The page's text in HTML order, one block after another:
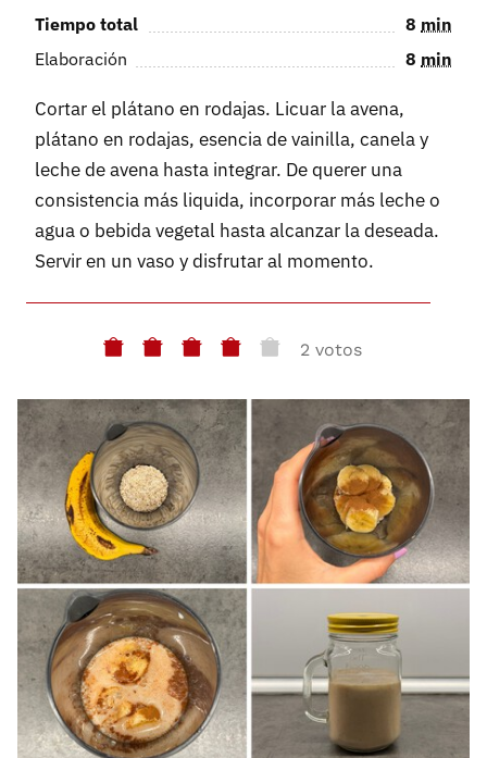
Tiempo total 8 min
Elaboración
8 min
Cortar el plátano en rodajas. Licuar la avena,
plátano en rodajas, esencia de vainilla, canela y
leche de avena hasta integrar. De querer una
consistencia más liquida, incorporar más leche o
agua o bebida vegetal hasta alcanzar la deseada.
Servir en un vaso y disfrutar al momento.
2 votos